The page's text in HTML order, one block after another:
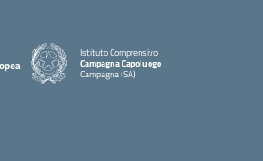
Istituto Comprensivo
Campagna Capoluogo
Campagna (SA)